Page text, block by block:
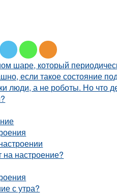
шаре, который
если такое состояние
люди, а не роботы. Но что
настроение?
с утра?